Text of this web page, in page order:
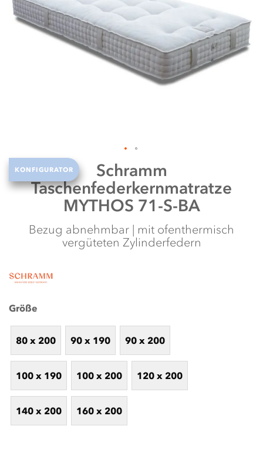
Anfang
der
KONFIGURATOR
Schramm
Taschenfederkernmatratze
MYTHOS 71-S-BA
Bezug abnehmbar | mit ofenthermisch
vergüteten Zylinderfedern
Größe
80 x 200 90 x 190 90 x 200
100 x 190 100 x 200 120 x 200
140 x 200 160 x 200